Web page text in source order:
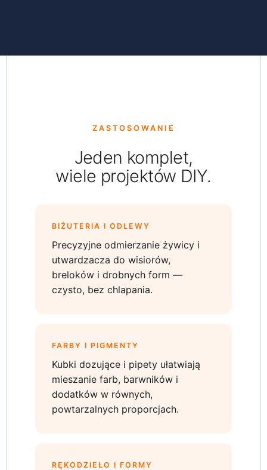
ZASTOSOWANIE
Jeden komplet,
wiele projektów DIY.
BIŻUTERIA I ODLEWY
Precyzyjne odmierzanie żywicy i
utwardzacza do wisiorów,
breloków i drobnych form —
czysto, bez chlapania.
FARBY I PIGMENTY
Kubki dozujące i pipety ułatwiają
mieszanie farb, barwników i
dodatków w równych,
powtarzalnych proporcjach.
RĘKODZIEŁO I FORMY